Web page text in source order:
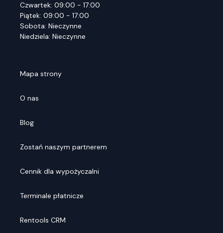
Czwartek: 09:00 - 17:00
Piątek: 09:00 - 17:00
Sobota: Nieczynne
Niedziela: Nieczynne
Mapa strony
O nas
Blog
Zostań naszym partnerem
Cennik dla wypożyczalni
Terminale płatnicze
Rentools CRM